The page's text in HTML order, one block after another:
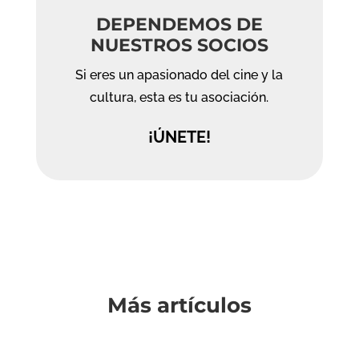
DEPENDEMOS DE
NUESTROS SOCIOS
Si eres un apasionado del cine y la
cultura, esta es tu asociación.
¡ÚNETE!
Más artículos